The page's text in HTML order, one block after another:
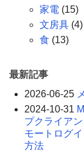
家電 (15)
文房具 (4)
食 (13)
最新記事
2026-06-25
2024-10-31
プクライア
モートログ
方法